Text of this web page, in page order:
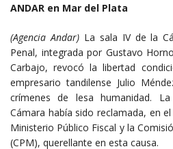
ANDAR en Mar del Plata
(Agencia Andar)La sala IV de la
Penal, integrada por Gustavo
Carbajo, revocó la libertad
empresario tandilense Julio
crímenes de lesa humanidad.
Cámara había sido reclamada, en
Ministerio Público Fiscal y la
(CPM), querellante en esta causa.